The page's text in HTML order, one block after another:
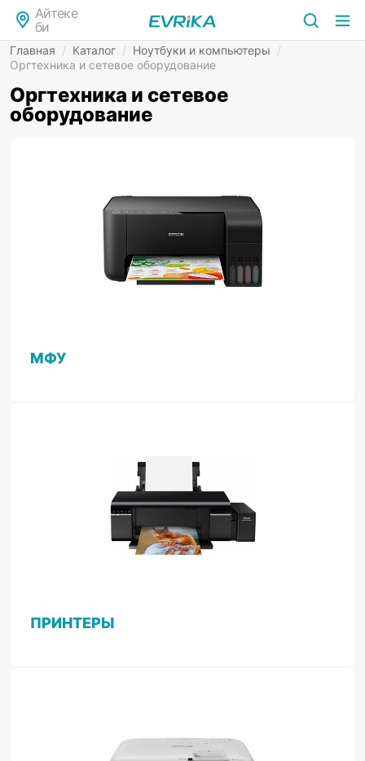
Айтеке
би
Главная / Каталог / Ноутбуки и компьютеры /
Оргтехника и сетевое оборудование
Оргтехника и сетевое
оборудование
МФУ
ПРИНТЕРЫ